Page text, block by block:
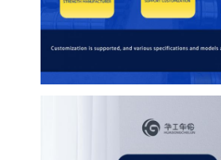
Транспортное оборудование
Подъемные устройства
Аксессуары для кранов